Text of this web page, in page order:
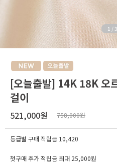
1 / 3
[오늘출발] 14K 18K 오
걸이
521,000원 758,000원
등급별 구매 적립금 10,420
첫구매 추가 적립금 최대 25,000원